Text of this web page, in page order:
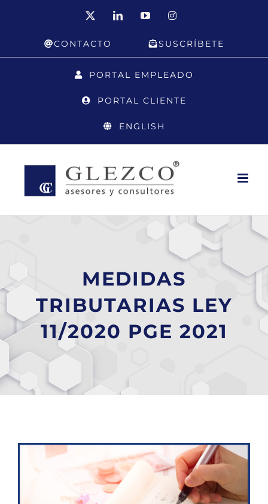
LinkedInYouTubeInstagram
CONTACTO SUSCRÍBETE
PORTAL EMPLEADO
PORTAL CLIENTE
ENGLISH
MEDIDAS
TRIBUTARIAS LEY
11/2020 PGE 2021